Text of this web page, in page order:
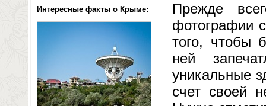
Интересные факты о Крыме:
Прежде
фотографии
того, чтобы
ней
уникальные
счет своей